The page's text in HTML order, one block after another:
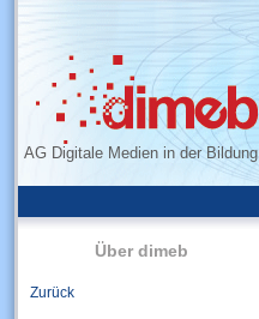
AG Digitale Medien in der Bildung
Über dimeb
Zurück